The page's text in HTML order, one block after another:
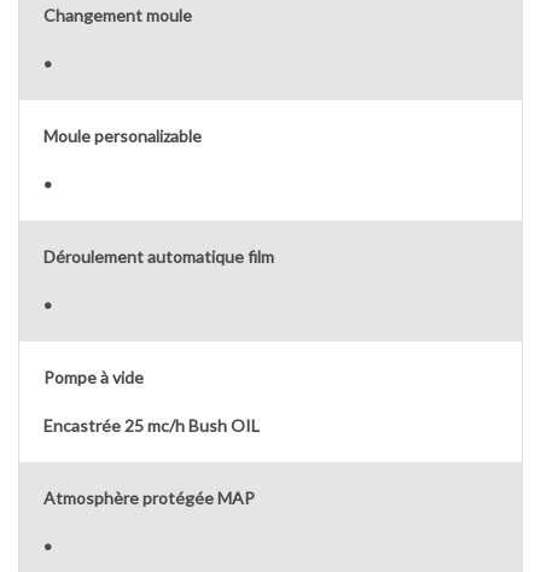
Changement moule
•
Moule personalizable
•
Déroulement automatique film
•
Pompe à vide
Encastrée 25 mc/h Bush OIL
Atmosphère protégée MAP
•